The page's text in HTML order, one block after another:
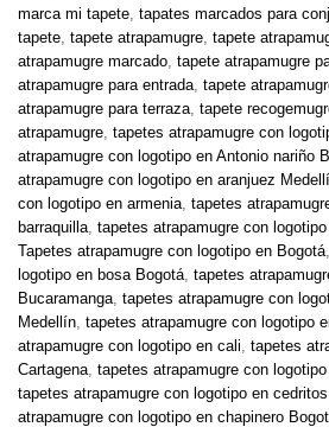
marca mi tapete, tapates marcados para
tapete, tapete atrapamugre, tapete
atrapamugre marcado, tapete atrapamugre
atrapamugre para entrada, tapete
atrapamugre para terraza, tapete
atrapamugre, tapetes atrapamugre con
atrapamugre con logotipo en Antonio nariño
atrapamugre con logotipo en aranjuez
con logotipo en armenia, tapetes
barraquilla, tapetes atrapamugre con
Tapetes atrapamugre con logotipo en Bogotá,
logotipo en bosa Bogotá, tapetes
Bucaramanga, tapetes atrapamugre con
Medellín, tapetes atrapamugre con logotipo
atrapamugre con logotipo en cali, tapetes
Cartagena, tapetes atrapamugre con
tapetes atrapamugre con logotipo en
atrapamugre con logotipo en chapinero